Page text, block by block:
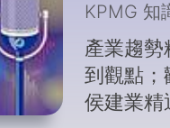
KPMG 知
產業趨
到觀點；
侯建業精